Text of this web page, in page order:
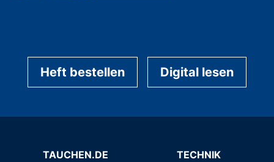
Heft bestellen Digital lesen
TAUCHEN.DE TECHNIK